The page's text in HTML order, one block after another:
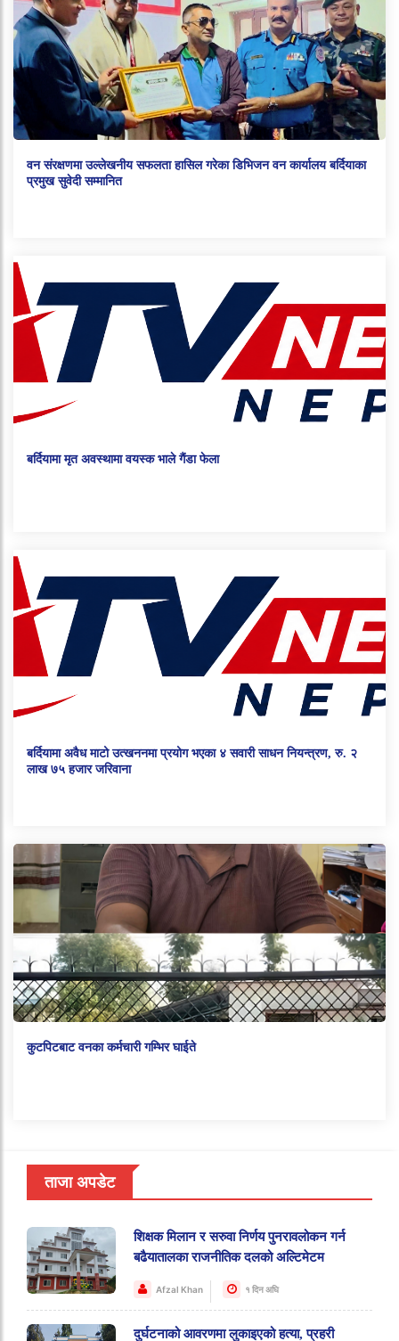
वन संरक्षणमा उल्लेखनीय सफलता हासिल गरेका डिभिजन वन कार्यालय बर्दियाका
प्रमुख सुवेदी सम्मानित
बर्दियामा मृत अवस्थामा वयस्क भाले गैंडा फेला
बर्दियामा अवैध माटो उत्खननमा प्रयोग भएका ४ सवारी साधन नियन्त्रण, रु. २
लाख ७५ हजार जरिवाना
कुटपिटबाट वनका कर्मचारी गम्भिर घाईते
ताजा अपडेट
शिक्षक मिलान र सरुवा निर्णय पुनरावलोकन गर्न
बढैयातालका राजनीतिक दलको अल्टिमेटम
Afzal Khan १ दिन अघि
दुर्घटनाको आवरणमा लुकाइएको हत्या, प्रहरी